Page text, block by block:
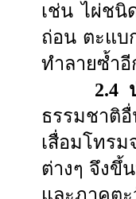
เช่น ไผ่ชนิ
ถ่อน ตะแบ
ทำลายซ้ำอี
2.4
ธรรมชา
เสื่อมโทร
ต่างๆ จึงขึ้